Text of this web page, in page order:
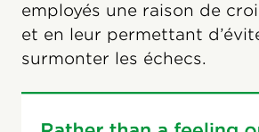
employés une raison de
et en leur permettant
surmonter les échecs.